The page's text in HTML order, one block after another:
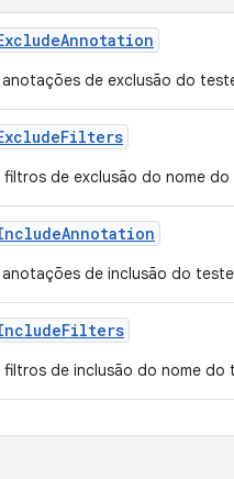
Annotation
anotações de exclusão do
Filters
filtros de exclusão do nome
Annotation
anotações de inclusão do
Filters
filtros de inclusão do nome do